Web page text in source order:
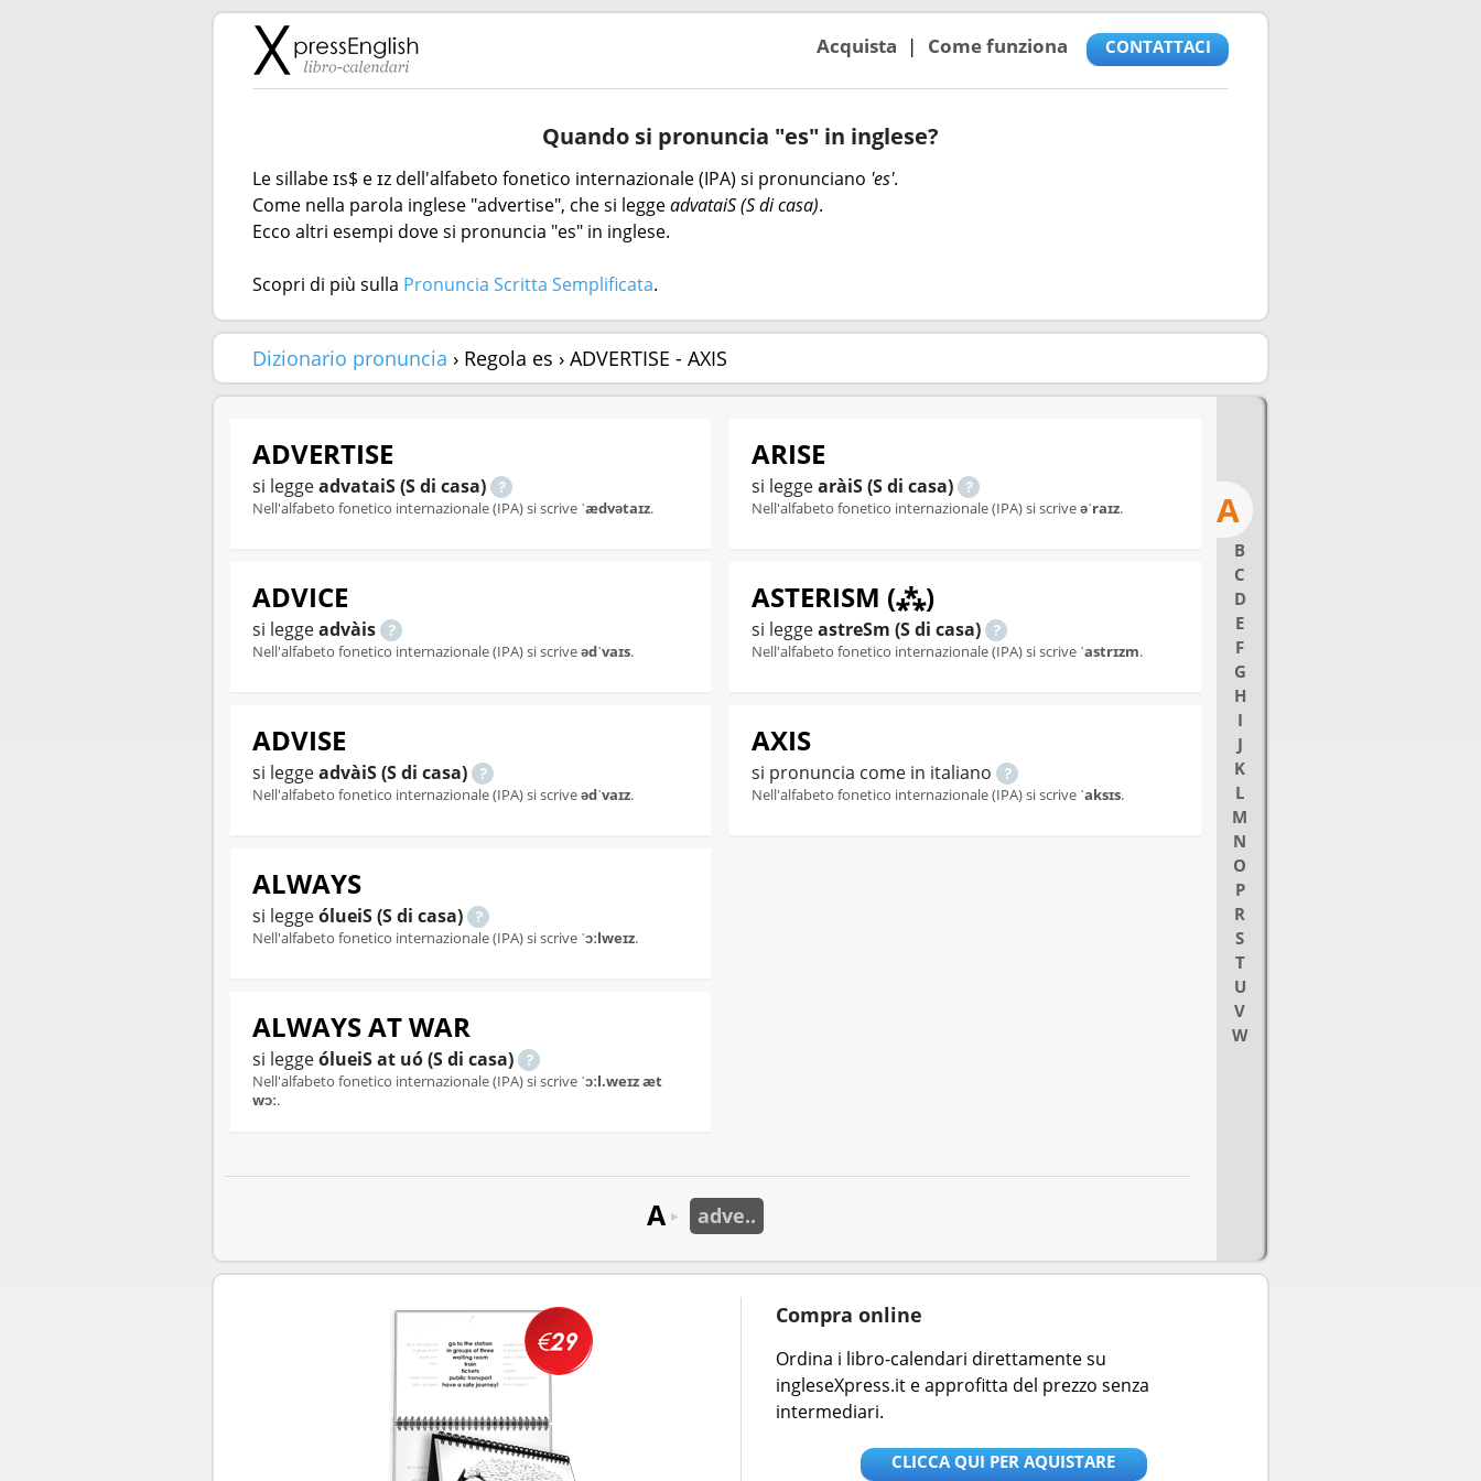
Acquista Come funziona CONTATTACI
Quando si pronuncia "es" in inglese?
Le sillabe ɪs$ e ɪz dell'alfabeto fonetico internazionale (IPA) si pronunciano 'es'.
Come nella parola inglese "advertise", che si leggeadvataiS (S di casa).
Ecco altri esempi dove si pronuncia "es" in inglese.
Scopri di più sulla Pronuncia Scritta Semplificata.
Dizionario pronuncia › Regola es › ADVERTISE - AXIS
A
B
C
D
E
F
G
H
I
J
K
L
M
N
O
P
R
S
T
U
V
W
ADVERTISE
si leggeadvataiS (S di casa)
Nell'alfabeto fonetico internazionale (IPA) si scrive ˈædvətaɪz.
ADVICE
si leggeadvàis
Nell'alfabeto fonetico internazionale (IPA) si scriveədˈvaɪs.
ADVISE
si leggeadvàiS (S di casa)
Nell'alfabeto fonetico internazionale (IPA) si scriveədˈvaɪz.
ALWAYS
si leggeólueiS (S di casa)
Nell'alfabeto fonetico internazionale (IPA) si scrive ˈɔːlweɪz.
ALWAYS AT WAR
si leggeólueiS at uó (S di casa)
Nell'alfabeto fonetico internazionale (IPA) si scrive ˈɔːl.weɪz æt
wɔː.
ARISE
si leggearàiS (S di casa)
Nell'alfabeto fonetico internazionale (IPA) si scriveəˈraɪz.
ASTERISM (⁂)
si leggeastreSm (S di casa)
Nell'alfabeto fonetico internazionale (IPA) si scrive ˈastrɪzm.
AXIS
si pronuncia come in italiano
Nell'alfabeto fonetico internazionale (IPA) si scrive ˈaksɪs.
A ► adve..
Compra online
Ordina i libro-calendari direttamente su
ingleseXpress.it e approfitta del prezzo senza
intermediari.
CLICCA QUI PER AQUISTARE